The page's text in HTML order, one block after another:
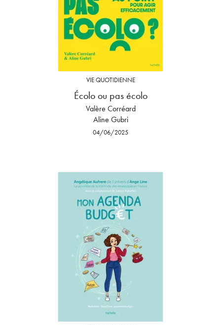
VIE QUOTIDIENNE
Écolo ou pas écolo
Valère Corréard
Aline Gubri
04/06/2025